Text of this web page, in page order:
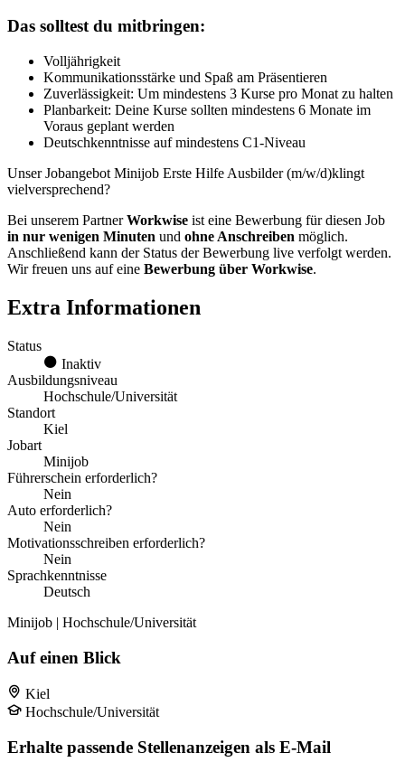
Das solltest du mitbringen:
Volljährigkeit
Kommunikationsstärke und Spaß am Präsentieren
Zuverlässigkeit: Um mindestens 3 Kurse pro Monat zu halten
Planbarkeit: Deine Kurse sollten mindestens 6 Monate im
Voraus geplant werden
Deutschkenntnisse auf mindestens C1-Niveau
Unser Jobangebot Minijob Erste Hilfe Ausbilder (m/w/d)klingt
vielversprechend?
Bei unserem PartnerWorkwise ist eine Bewerbung für diesen Job
in nur wenigen Minuten und ohne Anschreiben möglich.
Anschließend kann der Status der Bewerbung live verfolgt werden.
Wir freuen uns auf eine Bewerbung über Workwise.
Extra Informationen
Status
Inaktiv
Ausbildungsniveau
Hochschule/Universität
Standort
Kiel
Jobart
Minijob
Führerschein erforderlich?
Nein
Auto erforderlich?
Nein
Motivationsschreiben erforderlich?
Nein
Sprachkenntnisse
Deutsch
Minijob | Hochschule/Universität
Auf einen Blick
Kiel
Hochschule/Universität
Erhalte passende Stellenanzeigen als E-Mail